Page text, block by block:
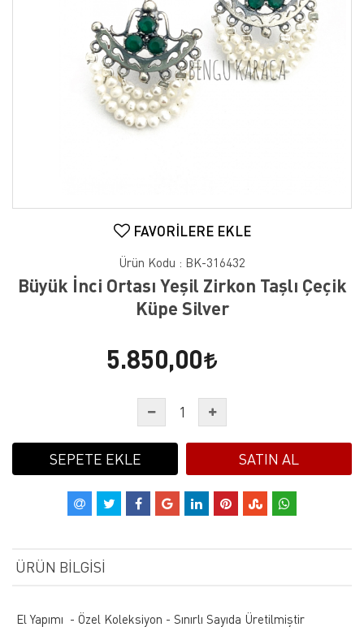
FAVORILERE EKLE
Ürün Kodu : BK-316432
Büyük İnci Ortası Yeşil Zirkon Taşlı Çeçik
Küpe Silver
5.850,00
SEPETE EKLE SATIN AL
ÜRÜN BILGISI
El Yapımı - Özel Koleksiyon - Sınırlı Sayıda Üretilmiştir